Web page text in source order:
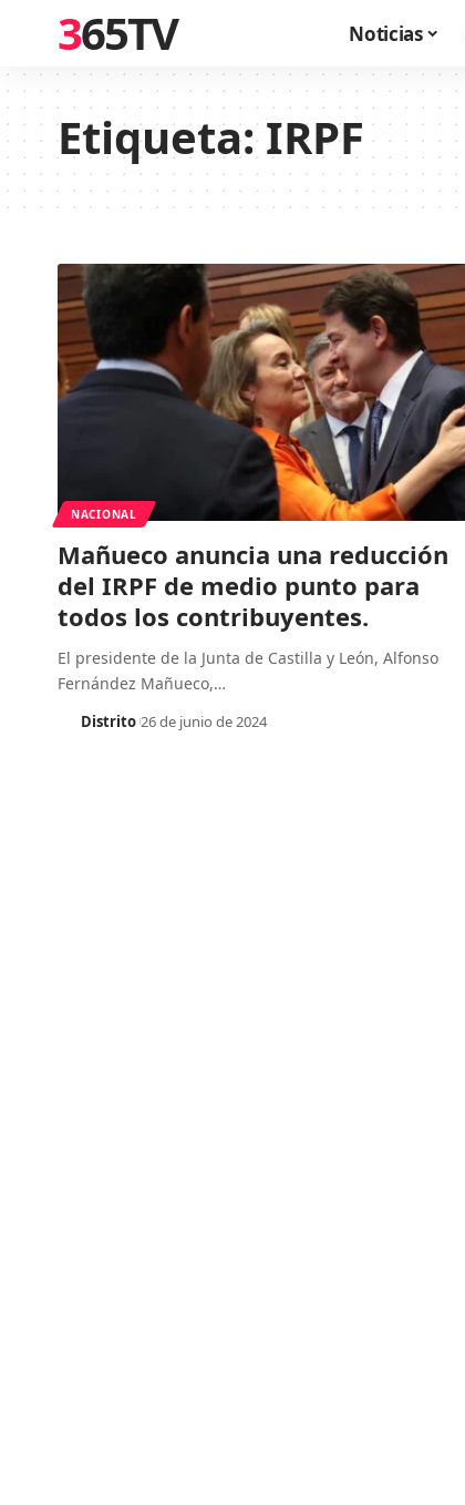
365TV Noticias
Etiqueta:IRPF
NACIONAL
Mañueco anuncia una reducción
del IRPF de medio punto para
todos los contribuyentes.
El presidente de la Junta de Castilla y León, Alfonso
Fernández Mañueco,…
Distrito 26 de junio de 2024